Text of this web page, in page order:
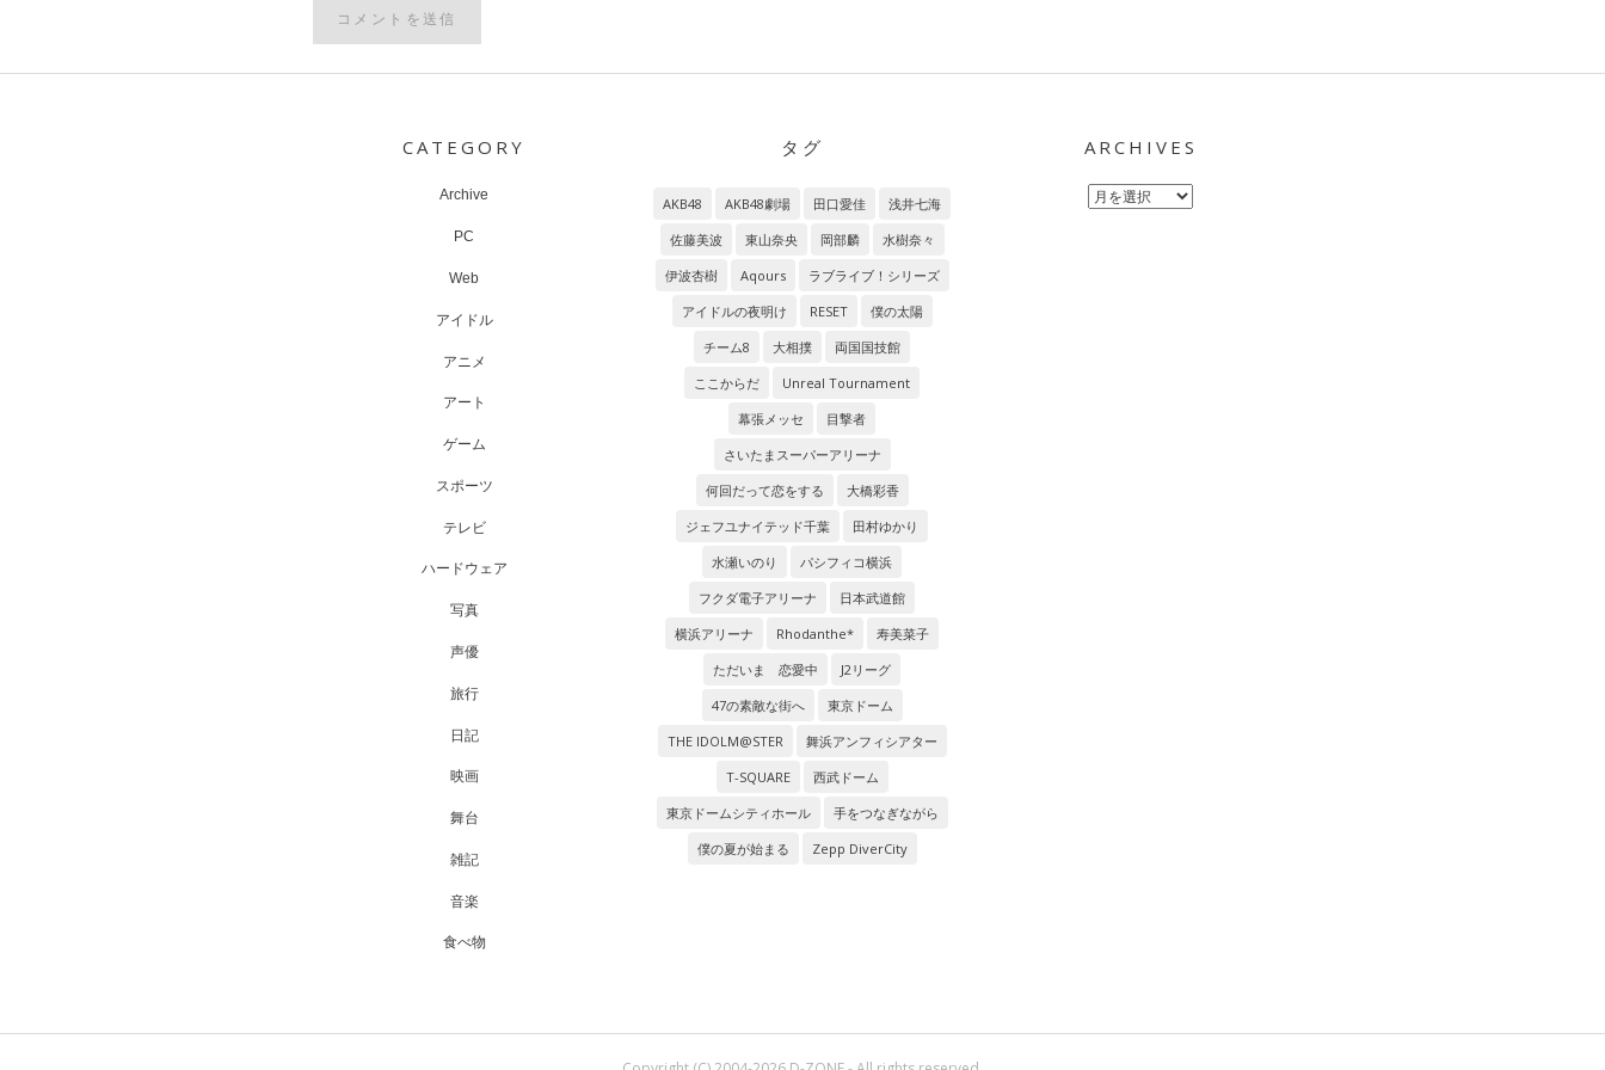
CATEGORY
Archive
PC
Web
アイドル
アニメ
アート
ゲーム
スポーツ
テレビ
ハードウェア
写真
声優
旅行
日記
映画
舞台
雑記
音楽
食べ物
タグ
AKB48 AKB48劇場 田口愛佳
浅井七海
佐藤美波
東山奈央 岡部麟
水樹奈々
伊波杏樹
Aqours
ラブライブ！シリーズ
アイドルの夜明け
RESET
僕の太陽
チーム8
大相撲
両国国技館
ここからだ
Unreal Tournament
幕張メッセ
目撃者
さいたまスーパーアリーナ
何回だって恋をする
大橋彩香
ジェフユナイテッド千葉
田村ゆかり
水瀬いのり
パシフィコ横浜
フクダ電子アリーナ
日本武道館
横浜アリーナ
Rhodanthe*
寿美菜子
ただいま 恋愛中
J2リーグ
47の素敵な街へ
東京ドーム
THE IDOLM@STER
舞浜アンフィシアター
T-SQUARE
西武ドーム
東京ドームシティホール
手をつなぎながら
僕の夏が始まる
Zepp DiverCity
ARCHIVES
Archives